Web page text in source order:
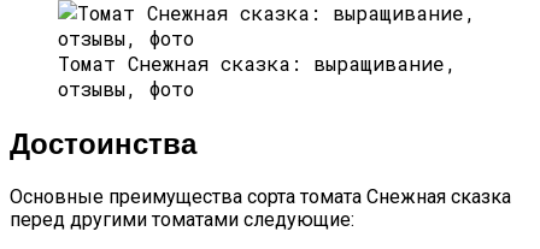
Томат Снежная сказка: выращивание,
отзывы, фото
Достоинства
Основные преимущества сорта томата Снежная сказка
перед другими томатами следующие: